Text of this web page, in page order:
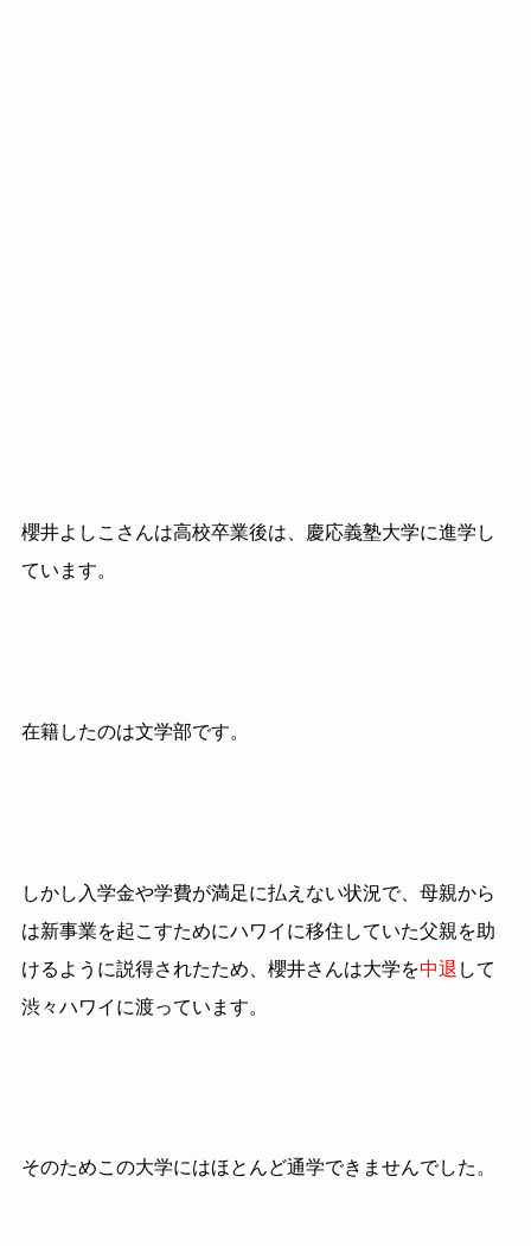
櫻井よしこさんは高校卒業後は、慶応義塾大学に進学し
ています。
在籍したのは文学部です。
しかし入学金や学費が満足に払えない状況で、母親から
は新事業を起こすためにハワイに移住していた父親を助
けるように説得されたため、櫻井さんは大学を中退 して
渋々ハワイに渡っています。
そのためこの大学にはほとんど通学できませんでした。